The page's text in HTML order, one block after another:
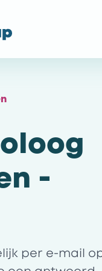
-
per e-mail